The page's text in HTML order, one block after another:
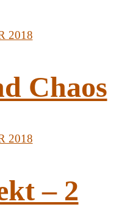
2018
Chaos
2018
– 2